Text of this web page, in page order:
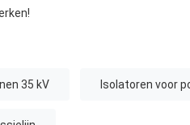
35 kV Isolatoren voor